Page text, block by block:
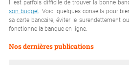
Il est parfois difficile de trouver la bonne
son budget. Voici quelques conseils pour
sa carte bancaire, éviter le surendettement
fonctionne la banque en ligne.
Nos dernières publications